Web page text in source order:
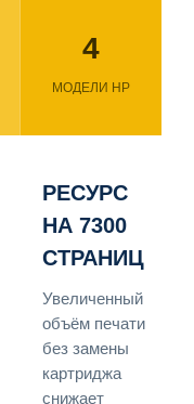
4
МОДЕЛИ HP
РЕСУРС
НА 7300
СТРАНИЦ
Увеличенный
объём печати
без замены
картриджа
снижает